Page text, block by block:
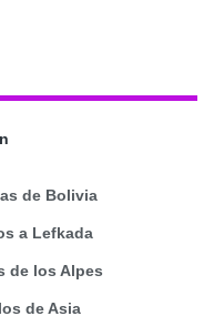
de Bolivia
a Lefkada
de los Alpes
de Asia